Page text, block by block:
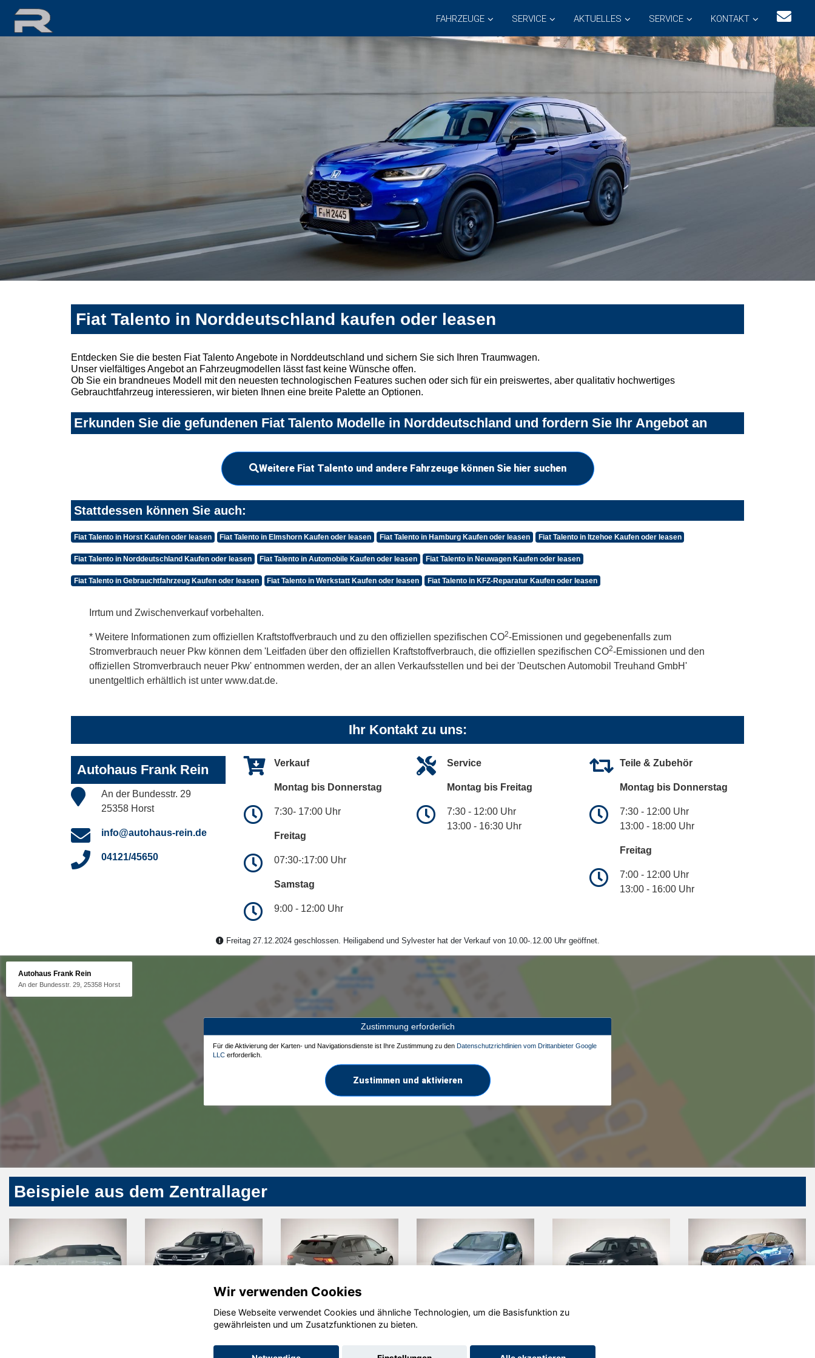
FAHRZEUGE SERVICE AKTUELLES SERVICE KONTAKT
Fiat Talento in Norddeutschland kaufen oder leasen
Entdecken Sie die besten Fiat Talento Angebote in Norddeutschland und sichern Sie sich Ihren Traumwagen.
Unser vielfältiges Angebot an Fahrzeugmodellen lässt fast keine Wünsche offen.
Ob Sie ein brandneues Modell mit den neuesten technologischen Features suchen oder sich für ein preiswertes, aber qualitativ hochwertiges
Gebrauchtfahrzeug interessieren, wir bieten Ihnen eine breite Palette an Optionen.
Erkunden Sie die gefundenen Fiat Talento Modelle in Norddeutschland und fordern Sie Ihr Angebot an
Weitere Fiat Talento und andere Fahrzeuge können Sie hier suchen
Stattdessen können Sie auch:
Fiat Talento in Horst Kaufen oder leasen Fiat Talento in Elmshorn Kaufen oder leasen Fiat Talento in Hamburg Kaufen oder leasen Fiat Talento in Itzehoe Kaufen oder leasen
Fiat Talento in Norddeutschland Kaufen oder leasen Fiat Talento in Automobile Kaufen oder leasen Fiat Talento in Neuwagen Kaufen oder leasen
Fiat Talento in Gebrauchtfahrzeug Kaufen oder leasen Fiat Talento in Werkstatt Kaufen oder leasen Fiat Talento in KFZ-Reparatur Kaufen oder leasen
Irrtum und Zwischenverkauf vorbehalten.
* Weitere Informationen zum offiziellen Kraftstoffverbrauch und zu den offiziellen spezifischen CO2-Emissionen und gegebenenfalls zum
Stromverbrauch neuer Pkw können dem 'Leitfaden über den offiziellen Kraftstoffverbrauch, die offiziellen spezifischen CO2-Emissionen und den
offiziellen Stromverbrauch neuer Pkw' entnommen werden, der an allen Verkaufsstellen und bei der 'Deutschen Automobil Treuhand GmbH'
unentgeltlich erhältlich ist unter www.dat.de.
Ihr Kontakt zu uns:
Autohaus Frank Rein
An der Bundesstr. 29
25358 Horst
info@autohaus-rein.de
04121/45650
Verkauf
Montag bis Donnerstag
7:30- 17:00 Uhr
Freitag
07:30-:17:00 Uhr
Samstag
9:00 - 12:00 Uhr
Service
Montag bis Freitag
7:30 - 12:00 Uhr
13:00 - 16:30 Uhr
Teile & Zubehör
Montag bis Donnerstag
7:30 - 12:00 Uhr
13:00 - 18:00 Uhr
Freitag
7:00 - 12:00 Uhr
13:00 - 16:00 Uhr
Freitag 27.12.2024 geschlossen. Heiligabend und Sylvester hat der Verkauf von 10.00-.12.00 Uhr geöffnet.
Autohaus Frank Rein
An der Bundesstr. 29, 25358 Horst
Zustimmung erforderlich
Für die Aktivierung der Karten- und Navigationsdienste ist Ihre Zustimmung zu den Datenschutzrichtlinien vom Drittanbieter Google
LLC erforderlich.
Zustimmen und aktivieren
Beispiele aus dem Zentrallager
Volkswagen Volkswagen
Golf
Volkswagen
Wir verwenden Cookies
Diese Webseite verwendet Cookies und ähnliche Technologien, um die Basisfunktion zu
gewährleisten und um Zusatzfunktionen zu bieten.